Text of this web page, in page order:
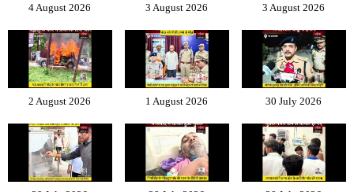
4 August 2026 3 August 2026 3 August 2026
2 August 2026 1 August 2026 30 July 2026